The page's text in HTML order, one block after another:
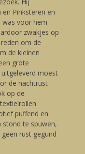
Pinksteren en
was voor hem
zwakjes op
om de
de kleinen
grote
moest
de nachtrust
op de
puffend en
stond te spuwen,
rust gegund